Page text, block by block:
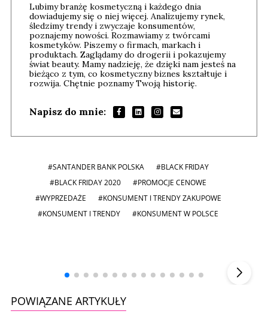
Lubimy branżę kosmetyczną i każdego dnia
dowiadujemy się o niej więcej. Analizujemy rynek,
śledzimy trendy i zwyczaje konsumentów,
poznajemy nowości. Rozmawiamy z twórcami
kosmetyków. Piszemy o firmach, markach i
produktach. Zaglądamy do drogerii i pokazujemy
świat beauty. Mamy nadzieję, że dzięki nam jesteś na
bieżąco z tym, co kosmetyczny biznes kształtuje i
rozwija. Chętnie poznamy Twoją historię.
Napisz do mnie:
#SANTANDER BANK POLSKA
#BLACK FRIDAY
#BLACK FRIDAY 2020
#PROMOCJE CENOWE
#WYPRZEDAŻE
#KONSUMENT I TRENDY ZAKUPOWE
#KONSUMENT I TRENDY
#KONSUMENT W POLSCE
POWIĄZANE ARTYKUŁY